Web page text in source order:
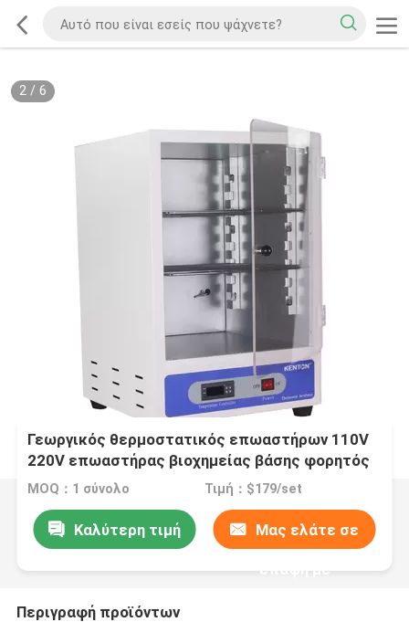
2/ 6
Γεωργικός θερμοστατικός επωαστήρων 110V
220V επωαστήρας βιοχημείας βάσης φορητός
MOQ：1 σύνολο Τιμή：$179/set
Καλύτερη τιμή Μας ελάτε σε
επαφή με
Περιγραφή προϊόντων